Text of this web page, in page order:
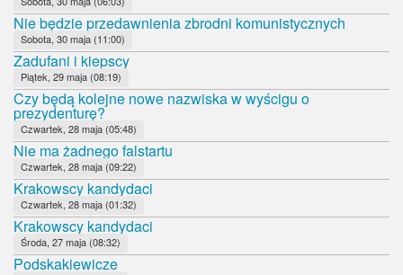
Nie będzie przedawnienia zbrodni komunistycznych
Sobota, 30 maja (11:00)
Zadufani i kiepscy
Piątek, 29 maja (08:19)
Czy będą kolejne nowe nazwiska w wyścigu o
prezydenturę?
Czwartek, 28 maja (05:48)
Nie ma żadnego falstartu
Czwartek, 28 maja (09:22)
Krakowscy kandydaci
Czwartek, 28 maja (01:32)
Krakowscy kandydaci
Środa, 27 maja (08:32)
Podskakiewicze